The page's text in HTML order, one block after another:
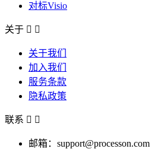
对标Visio
关于  
关于我们
加入我们
服务条款
隐私政策
联系  
邮箱：support@processon.com